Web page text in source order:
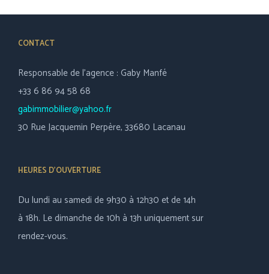
CONTACT
Responsable de l’agence : Gaby Manfé
+33 6 86 94 58 68
gabimmobilier@yahoo.fr
30 Rue Jacquemin Perpère, 33680 Lacanau
HEURES D’OUVERTURE
Du lundi au samedi de 9h30 à 12h30 et de 14h
à 18h. Le dimanche de 10h à 13h uniquement sur
rendez-vous.